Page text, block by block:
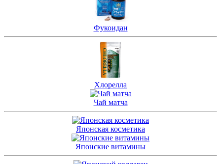
Фукоидан
Хлорелла
Чай матча
Японская косметика
Японские витамины